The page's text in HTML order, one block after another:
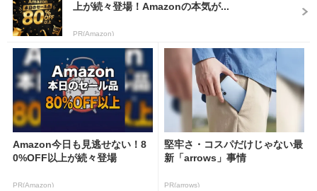
上が続々登場！Amazonの本気が...
PR(Amazon)
Amazon今日も見逃せない！8
0%OFF以上が続々登場
PR(Amazon)
堅牢さ・コスパだけじゃない最
新「arrows」事情
PR(arrows)